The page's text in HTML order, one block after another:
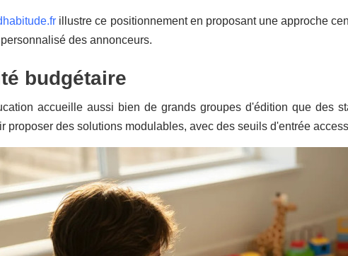
illustre ce positionnement en proposant une approche
des annonceurs.
budgétaire
accueille aussi bien de grands groupes d'édition que des
proposer des solutions modulables, avec des seuils d'entrée